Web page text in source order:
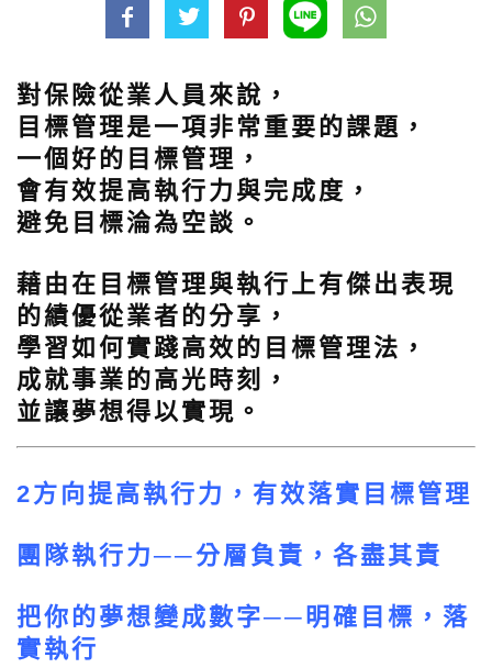
對保險從業人員來說，
目標管理是一項非常重要的課題，
一個好的目標管理，
會有效提高執行力與完成度，
避免目標淪為空談。
藉由在目標管理與執行上有傑出表現
的績優從業者的分享，
學習如何實踐高效的目標管理法，
成就事業的高光時刻，
並讓夢想得以實現。
2方向提高執行力，有效落實目標管理
團隊執行力──分層負責，各盡其責
把你的夢想變成數字──明確目標，落
實執行